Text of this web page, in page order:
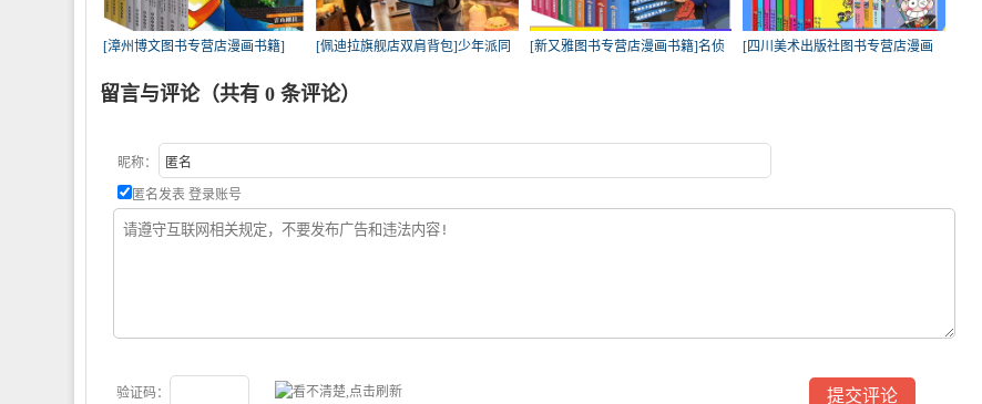
[漳州博文图书专营店漫画书籍]
[佩迪拉旗舰店双肩背包]少年派同
[新又雅图书专营店漫画书籍]名侦
[四川美术出版社图书专营店漫画
留言与评论（共有 0 条评论）
昵称：
匿名发表 登录账号
验证码：